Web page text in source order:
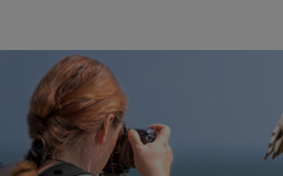
springen